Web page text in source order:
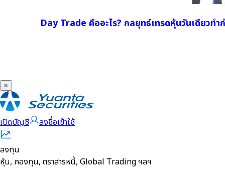
Day Trade คืออะไร? กลยุทธ์เทรดหุ้นวันเดียวทำ
×
เปิดบัญชี ลงชื่อเข้าใช้
ลงทุน
หุ้น, กองทุน, ตราสารหนี้, Global Trading ฯลฯ